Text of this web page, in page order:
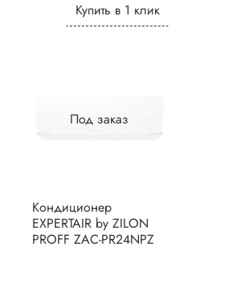
Купить в 1 клик
Под заказ
Кондиционер
EXPERTAIR by ZILON
PROFF ZAC-PR24NPZ